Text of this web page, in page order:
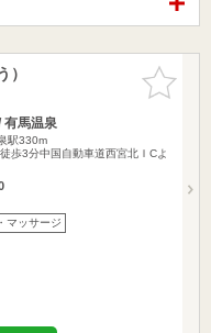
お気に入
りに追加
有馬温泉
駅330m
歩3分中国自動車道西宮北ＩCよ
マッサージ